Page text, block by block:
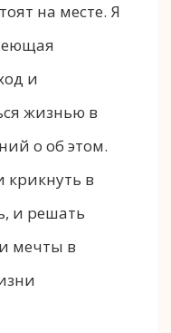
на месте. Я
и
жизнью в
о об этом.
крикнуть в
и решать
мечты в